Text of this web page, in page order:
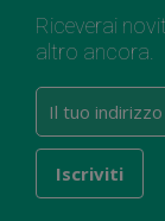
Riceverai
altro ancora.